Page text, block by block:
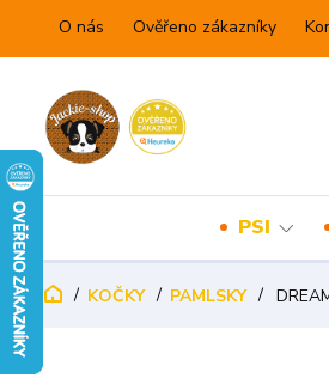
O nás Ověřeno zákazníky
PSI
KOČKY PAMLSKY